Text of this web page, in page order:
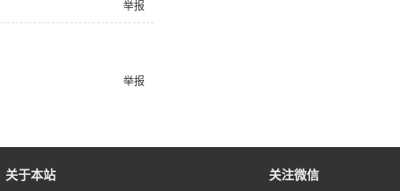
举报
举报
关注微信
关于本站